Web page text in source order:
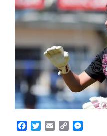
Facebook
TwitterEmailCopy